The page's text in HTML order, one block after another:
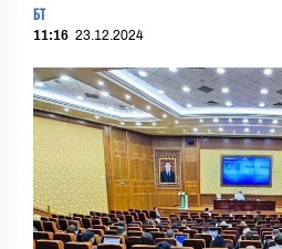
БТ
11:16 23.12.2024